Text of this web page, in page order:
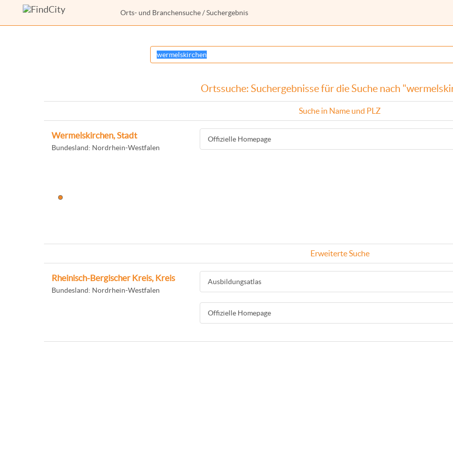
Orts- und Branchensuche / Suchergebnis
Ortssuche: Suchergebnisse für die Suche nach
Suche in Name und PLZ
Wermelskirchen, Stadt
Bundesland: Nordrhein-Westfalen
Offizielle Homepage
Erweiterte Suche
Rheinisch-Bergischer Kreis, Kreis
Bundesland: Nordrhein-Westfalen
Ausbildungsatlas
Offizielle Homepage